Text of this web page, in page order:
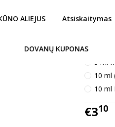
ALIEJUS Atsiskaitymas
DOVANŲ KUPONAS
5 ml
10 ml
10 ml
€310